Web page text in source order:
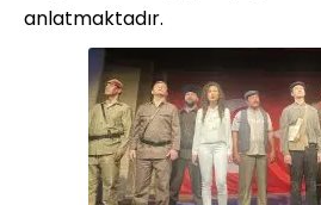
anlatmaktadır.